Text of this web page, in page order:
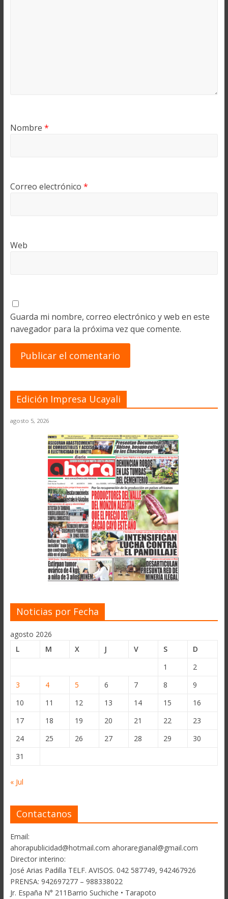
Nombre *
Correo electrónico *
Web
Guarda mi nombre, correo electrónico y web en este
navegador para la próxima vez que comente.
Edición Impresa Ucayali
agosto 5, 2026
Noticias por Fecha
agosto 2026
L
M X J V S
D
1
2
3
4 5 6 7 8
9
10
11 12 13 14 15
16
17
18 19 20 21 22
23
24
25 26 27 28 29
30
31
« Jul
Contactanos
Email:
ahorapublicidad@hotmail.com ahoraregianal@gmail.com
Director interino:
José Arias Padilla TELF. AVISOS. 042 587749, 942467926
PRENSA: 942697277 – 988338022
Jr. España N° 211Barrio Suchiche • Tarapoto